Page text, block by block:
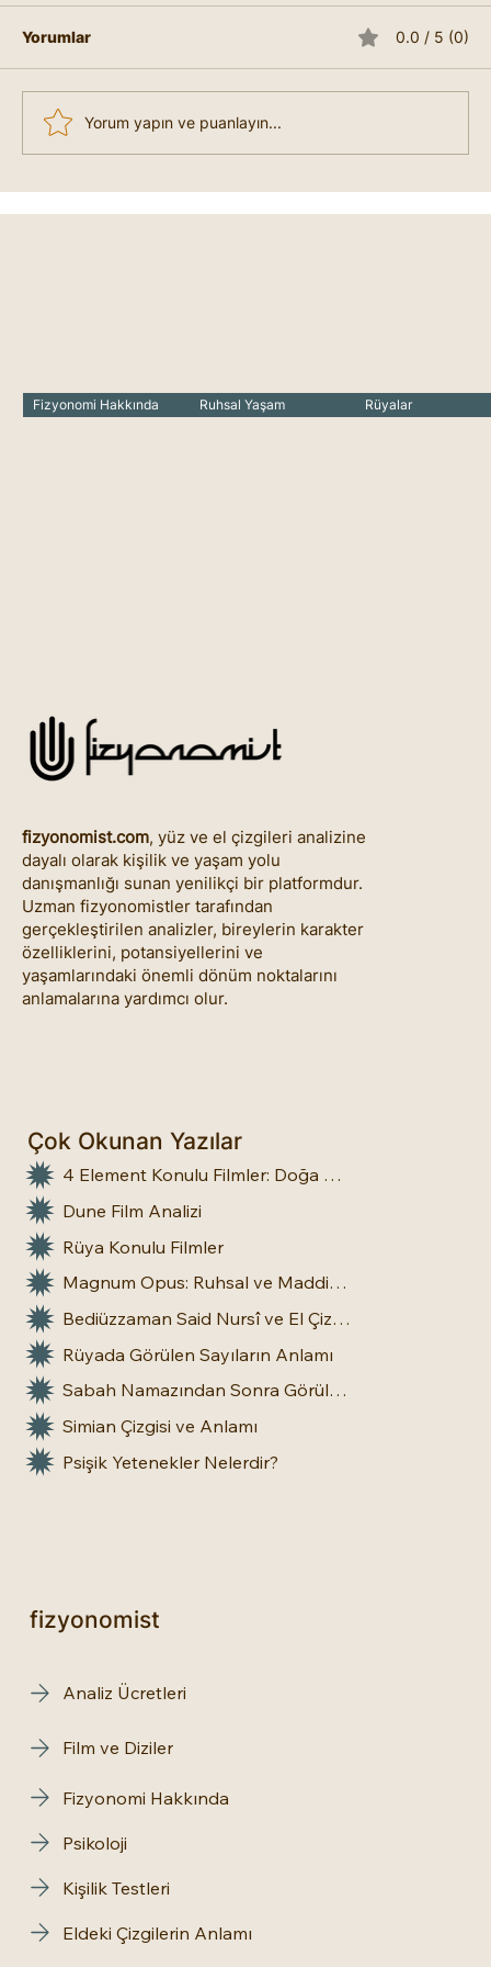
Fizyonomi Hakkında Ruhsal Yaşam Rüyalar
Fizyonomide Satürn Halkası , kişinin
sorumluluk, disiplin, içsel derinlik ve manevi
Yorumlar 0.0 / 5 (0)
Yorum yapın ve puanlayın...
fizyonomist.com, yüz ve el çizgileri analizine
dayalı olarak kişilik ve yaşam yolu
danışmanlığı sunan yenilikçi bir platformdur.
Uzman fizyonomistler tarafından
gerçekleştirilen analizler, bireylerin karakter
özelliklerini, potansiyellerini ve
yaşamlarındaki önemli dönüm noktalarını
anlamalarına yardımcı olur.
Çok Okunan Yazılar
4 Element Konulu Filmler: Doğa Üstü Güçler
Dune Film Analizi
Rüya Konulu Filmler
Magnum Opus: Ruhsal ve Maddi Dönüşümün Büyük Eseri
Bediüzzaman Said Nursî ve El Çizgileri: İnsan Doğasına Dair Bir Bakış
Rüyada Görülen Sayıların Anlamı
Sabah Namazından Sonra Görülen Rüya Gerçek Olur mu?
Simian Çizgisi ve Anlamı
Psişik Yetenekler Nelerdir?
fizyonomist
Analiz Ücretleri
Film ve Diziler
Fizyonomi Hakkında
Psikoloji
Kişilik Testleri
Eldeki Çizgilerin Anlamı